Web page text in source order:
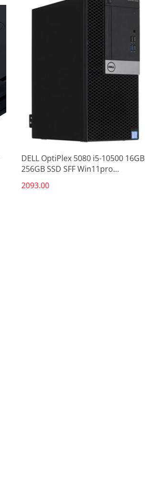
DELL OptiPlex 5080 i5-10500 16GB
256GB SSD SFF Win11pro
2093.00